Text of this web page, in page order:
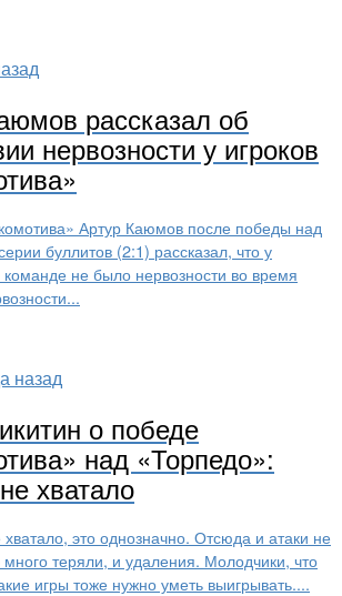
рассказал об
нервозности у игроков
Артур Каюмов после победы над
буллитов (2:1) рассказал, что у
команде не было нервозности во время
назад
о победе
над «Торпедо»:
хватало
это однозначно. Отсюда и атаки не
теряли, и удаления. Молодчики, что
игры тоже нужно уметь выигрывать....